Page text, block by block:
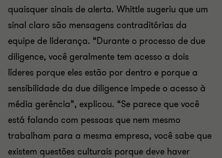
quaisquer sinais de alerta. Whittle sugeriu que um
sinal claro são mensagens contraditórias da
equipe de liderança. “Durante o processo de due
diligence, você geralmente tem acesso a dois
líderes porque eles estão por dentro e porque a
sensibilidade da due diligence impede o acesso à
média gerência”, explicou. “Se parece que você
está falando com pessoas que nem mesmo
trabalham para a mesma empresa, você sabe que
existem questões culturais porque deve haver